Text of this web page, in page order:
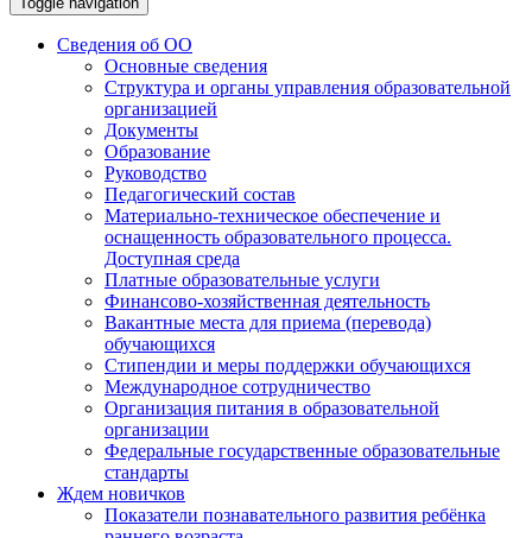
Сведения об ОО
Основные сведения
Структура и органы управления образовательной
организацией
Документы
Образование
Руководство
Педагогический состав
Материально-техническое обеспечение и
оснащенность образовательного процесса.
Доступная среда
Платные образовательные услуги
Финансово-хозяйственная деятельность
Вакантные места для приема (перевода)
обучающихся
Стипендии и меры поддержки обучающихся
Международное сотрудничество
Организация питания в образовательной
организации
Федеральные государственные образовательные
стандарты
Ждем новичков
Показатели познавательного развития ребёнка